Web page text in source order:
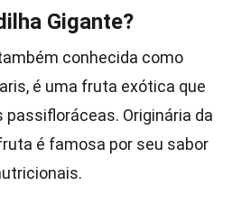
Gigante?
conhecida como
é uma fruta exótica que
Originária da
é famosa por seu sabor